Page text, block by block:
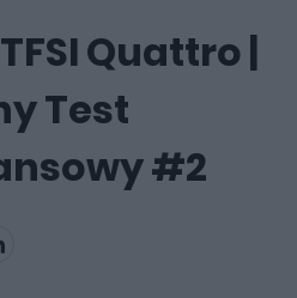
Quattro |
Test
#2